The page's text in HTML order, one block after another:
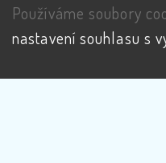
Používáme soubory
nastavení souhlasu s